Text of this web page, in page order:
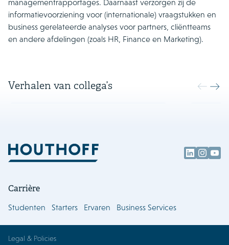
managementrapportages. Daarnaast verzorgen zij de
informatievoorziening voor (internationale) vraagstukken en
business gerelateerde analyses voor partners, cliëntteams
en andere afdelingen (zoals HR, Finance en Marketing).
Verhalen van collega’s
Jamie Wiesmeijer
Carrière
Studenten Starters Ervaren Business Services
Legal & Policies